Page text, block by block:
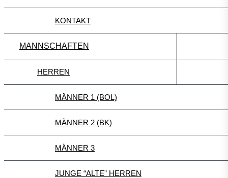
KONTAKT
MANNSCHAFTEN
HERREN
MÄNNER 1 (BOL)
MÄNNER 2 (BK)
MÄNNER 3
JUNGE “ALTE” HERREN